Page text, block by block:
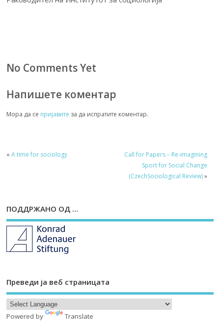
No Comments Yet
Напишете коментар
Мора да се пријавите за да испратите коментар.
«A time for sociology
Call for Papers – Re-imagining
Sport for Social Change
(CzechSociological Review)»
ПОДДРЖАНО ОД …
Преведи ја веб страницата
Powered by Translate